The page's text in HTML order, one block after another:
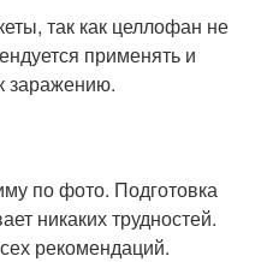
так как целлофан не
применять и
заражению.
по фото. Подготовка
никаких трудностей.
рекомендаций.